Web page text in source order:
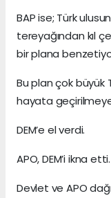
BAP ise; Türk
tereyağından kıl
bir plana
Bu plan çok büyük
hayata
DEM’e el verdi.
APO, DEM’i ikna etti.
Devlet ve APO